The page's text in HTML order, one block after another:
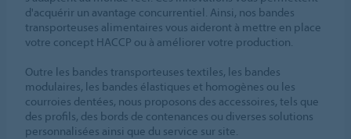
d'acquérir un avantage concurrentiel. Ainsi, nos bandes
transporteuses alimentaires vous aideront à mettre en place
votre concept HACCP ou à améliorer votre production.
Outre les bandes transporteuses textiles, les bandes
modulaires, les bandes élastiques et homogènes ou les
courroies dentées, nous proposons des accessoires, tels que
des profils, des bords de contenances ou diverses solutions
personnalisées ainsi que du service sur site.